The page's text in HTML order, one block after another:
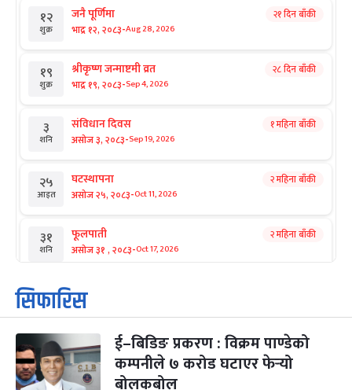
१२
शुक्र
जनै पूर्णिमा
भाद्र १२, २०८३-Aug 28, 2026
२१ दिन बाँकी
१९
शुक्र
श्रीकृष्ण जन्माष्टमी व्रत
भाद्र १९, २०८३-Sep 4, 2026
२८ दिन बाँकी
३
शनि
संविधान दिवस
असोज ३, २०८३-Sep 19, 2026
१ महिना बाँकी
२५
आइत
घटस्थापना
असोज २५, २०८३-Oct 11, 2026
२ महिना बाँकी
३१
शनि
फूलपाती
असोज ३१ , २०८३-Oct 17, 2026
२ महिना बाँकी
१
आइत
कार्तिक सङ्क्रान्ति
कार्तिक १, २०८३
३
मंगल
महानवमी
कार्तिक ३, २०८३-Oct 20, 2026
२ महिना बाँकी
सिफारिस
ई–बिडिङ प्रकरण : विक्रम पाण्डेको
कम्पनीले ७ करोड घटाएर फेर्‍यो
बोलकबोल